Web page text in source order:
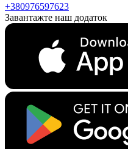
+380976597623
Завантажте наш додаток